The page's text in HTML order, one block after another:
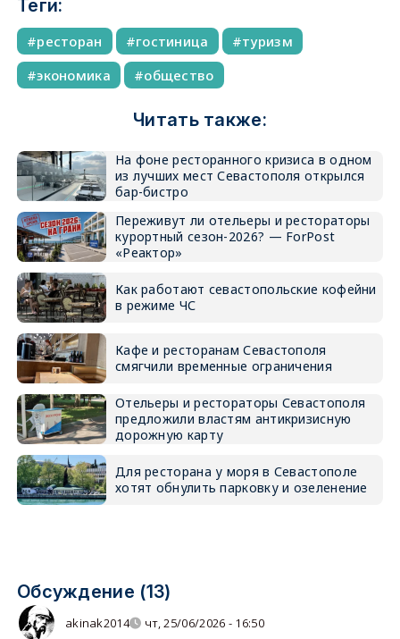
Теги:
ресторан гостиница
туризм
экономика
общество
Читать также:
На фоне ресторанного кризиса в одном
из лучших мест Севастополя открылся
бар-бистро
Переживут ли отельеры и рестораторы
курортный сезон-2026? — ForPost
«Реактор»
Как работают севастопольские кофейни
в режиме ЧС
Кафе и ресторанам Севастополя
смягчили временные ограничения
Отельеры и рестораторы Севастополя
предложили властям антикризисную
дорожную карту
Для ресторана у моря в Севастополе
хотят обнулить парковку и озеленение
Обсуждение (13)
akinak2014 чт, 25/06/2026 - 16:50